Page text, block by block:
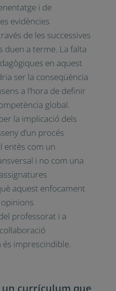
i de
evidències
de les successives
duen a terme. La falta
en aquest
ser la conseqüència
a l’hora de definir
global.
la implicació dels
d’un procés
entès com un
i no com una
aquest enfocament
professorat i a
imprescindible.